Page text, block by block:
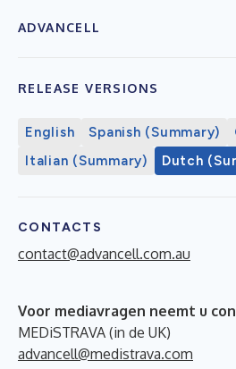
ADVANCELL
RELEASE VERSIONS
English Spanish (Summary)
Italian (Summary)
Dutch
CONTACTS
contact@advancell.com.au
Voor mediavragen neemt u
MEDiSTRAVA (in de UK)
advancell@medistrava.com